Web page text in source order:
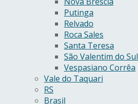
Putinga
Relvado
Roca Sales
Santa Teresa
São Valentim do Sul
Vespasiano Corrêa
Vale do Taquari
RS
Brasil